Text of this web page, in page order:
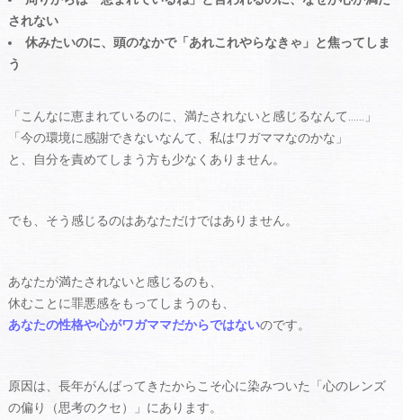
されない
休みたいのに、頭のなかで「あれこれやらなきゃ」と焦ってしま
う
「こんなに恵まれているのに、満たされないと感じるなんて……」
「今の環境に感謝できないなんて、私はワガママなのかな」
と、自分を責めてしまう方も少なくありません。
でも、そう感じるのはあなただけではありません。
あなたが満たされないと感じるのも、
休むことに罪悪感をもってしまうのも、
あなたの性格や心がワガママだからではないのです。
原因は、長年がんばってきたからこそ心に染みついた「心のレンズ
の偏り（思考のクセ）」にあります。